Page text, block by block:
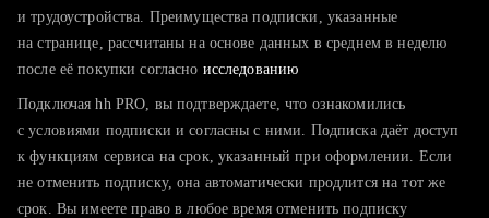
тратите много времени на поиск и вручную поднимаете
хотите сравнить себя с конкурентами и оценить шансы
и трудоустройства. Преимущества подписки, указанные
на странице, рассчитаны на основе данных в среднем в неделю
после её покупки согласно исследованию
Подключая hh PRO, вы подтверждаете, что ознакомились
с условиями подписки и согласны с ними. Подписка даёт доступ
к функциям сервиса на срок, указанный при оформлении. Если
не отменить подписку, она автоматически продлится на тот же
срок. Вы имеете право в любое время отменить подписку